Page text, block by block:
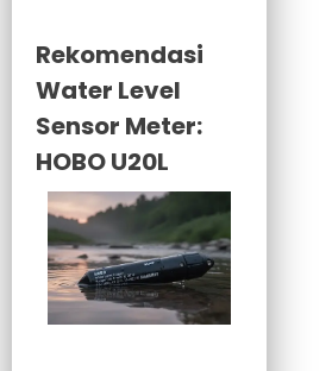
Rekomendasi
Water Level
Sensor Meter:
HOBO U20L